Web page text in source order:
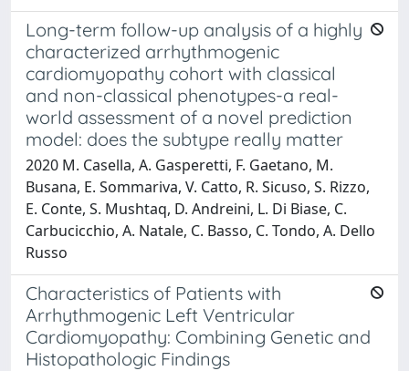
Long-term follow-up analysis of a highly
characterized arrhythmogenic
cardiomyopathy cohort with classical
and non-classical phenotypes-a real-
world assessment of a novel prediction
model: does the subtype really matter
2020 M. Casella, A. Gasperetti, F. Gaetano, M.
Busana, E. Sommariva, V. Catto, R. Sicuso, S. Rizzo,
E. Conte, S. Mushtaq, D. Andreini, L. Di Biase, C.
Carbucicchio, A. Natale, C. Basso, C. Tondo, A. Dello
Russo
Characteristics of Patients with
Arrhythmogenic Left Ventricular
Cardiomyopathy: Combining Genetic and
Histopathologic Findings